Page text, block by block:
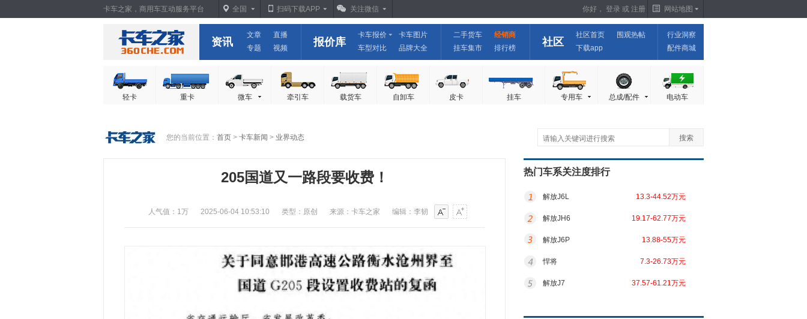
你好， 登录 或 注册 网站地图
卡车之家，商用车互动服务平台 全国 扫码下载APP 关注微信
资讯
文章
直播
专题
视频 报价库
卡车报价
卡车图片
车型对比
品牌大全
二手货车
经销商
挂车集市
排行榜 社区
社区首页
围观热帖
下载app
行业洞察
配件商城
轻卡 重卡 微车 牵引车 载货车 自卸车 皮卡 挂车 专用车 总成/配件 电动车
您的当前位置： 首页 > 卡车新闻 > 业界动态
205国道又一路段要收费！
人气值：1万 2025-06-04 10:53:10 类型：原创 来源：卡车之家 编辑：李韧
热门车系关注度排行
解放J6L 13.3-44.52万元
解放JH6 19.17-62.77万元
解放J6P 13.88-55万元
悍将 7.3-26.73万元
解放J7 37.57-61.21万元